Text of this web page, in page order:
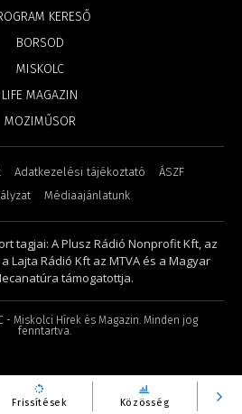
Frissítések Közösség
KERESŐ
BORSOD
MISKOLC
LIFE MAGAZIN
MOZIMŰSOR
Adatkezelési tájékoztató
ÁSZF
Médiaajánlatunk
tagjai: A Plusz Rádió Nonprofit Kft, az
Lajta Rádió Kft az MTVA és a Magyar
támogatottja.
- Miskolci Hírek és Magazin. Minden jog
fenntartva.